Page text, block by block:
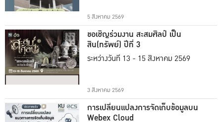
5 สิงหาคม 2569
ขอเชิญร่วมงาน สะสมศิลป์ เป็น
สิน(ทรัพย์) ปีที่ 3
ระหว่างวันที่ 13 - 15 สิงหาคม 2569
3 สิงหาคม 2569
การเปลี่ยนแปลงการจัดเก็บข้อมูลบน
Webex Cloud